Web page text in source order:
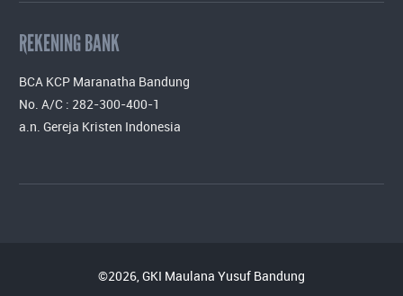
REKENING BANK
BCA KCP Maranatha Bandung
No. A/C : 282-300-400-1
a.n. Gereja Kristen Indonesia
©2026, GKI Maulana Yusuf Bandung